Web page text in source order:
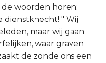
de woorden horen:
dienstknecht! " Wij
maar wij gaan
waar graven
de zonde ons een